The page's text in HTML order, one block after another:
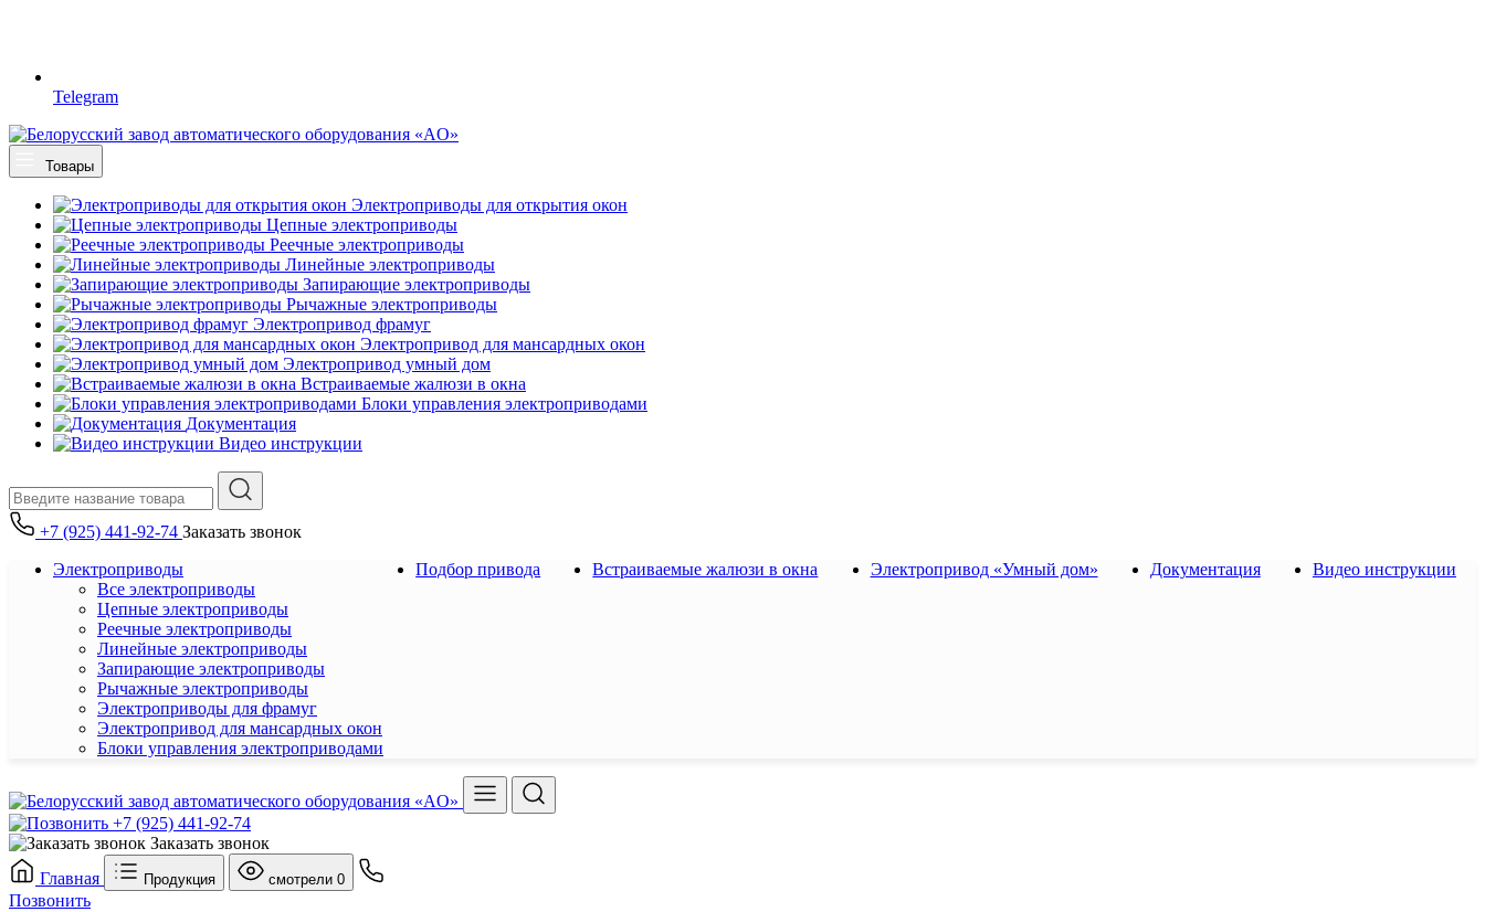
Telegram
Товары
Электроприводы для открытия окон
Цепные электроприводы
Реечные электроприводы
Линейные электроприводы
Запирающие электроприводы
Рычажные электроприводы
Электропривод фрамуг
Электропривод для мансардных окон
Электропривод умный дом
Встраиваемые жалюзи в окна
Блоки управления электроприводами
Документация
Видео инструкции
+7 (925) 441-92-74 Заказать звонок
Электроприводы
Все электроприводы
Цепные электроприводы
Реечные электроприводы
Линейные электроприводы
Запирающие электроприводы
Рычажные электроприводы
Электроприводы для фрамуг
Электропривод для мансардных окон
Блоки управления электроприводами
Подбор привода Встраиваемые жалюзи в окна Электропривод «Умный дом» Документация Видео инструкции
+7 (925) 441-92-74
Заказать звонок
Главная
Продукция смотрели 0
Позвонить